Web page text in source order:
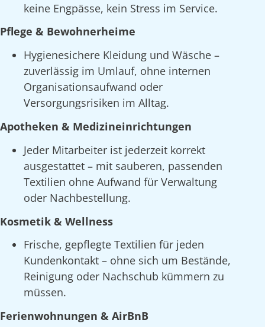
keine Engpässe, kein Stress im Service.
Pflege & Bewohnerheime
Hygienesichere Kleidung und Wäsche –
zuverlässig im Umlauf, ohne internen
Organisationsaufwand oder
Versorgungsrisiken im Alltag.
Apotheken & Medizineinrichtungen
Jeder Mitarbeiter ist jederzeit korrekt
ausgestattet – mit sauberen, passenden
Textilien ohne Aufwand für Verwaltung
oder Nachbestellung.
Kosmetik & Wellness
Frische, gepflegte Textilien für jeden
Kundenkontakt – ohne sich um Bestände,
Reinigung oder Nachschub kümmern zu
müssen.
Ferienwohnungen & AirBnB